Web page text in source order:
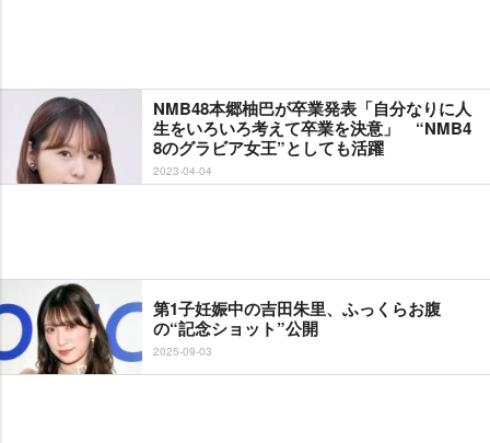
NMB48本郷柚巴が卒業発表「自分なりに人
生をいろいろ考えて卒業を決意」 “NMB4
8のグラビア女王”としても活躍
2023-04-04
第1子妊娠中の吉田朱里、ふっくらお腹
の“記念ショット”公開
2025-09-03